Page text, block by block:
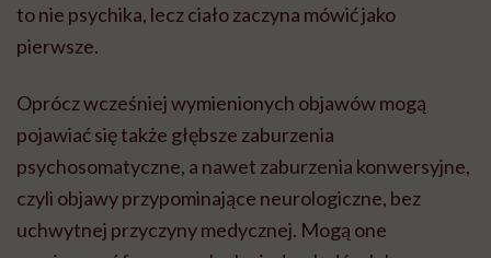
to nie psychika, lecz ciało zaczyna mówić jako
pierwsze.
Oprócz wcześniej wymienionych objawów mogą
pojawiać się także głębsze zaburzenia
psychosomatyczne, a nawet zaburzenia konwersyjne,
czyli objawy przypominające neurologiczne, bez
uchwytnej przyczyny medycznej. Mogą one